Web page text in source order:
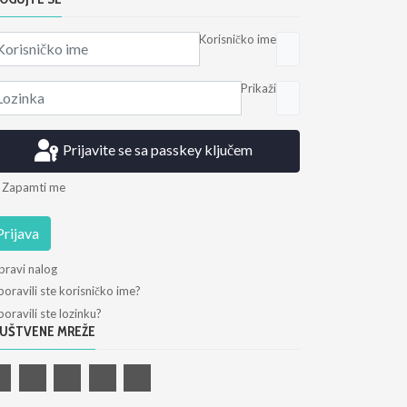
Korisničko ime
Prikaži
Prijavite se sa passkey ključem
Zapamti me
nalog
ste korisničko ime?
ste lozinku?
MREŽE